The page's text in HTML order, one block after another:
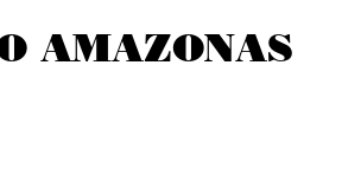
AMAZONAS